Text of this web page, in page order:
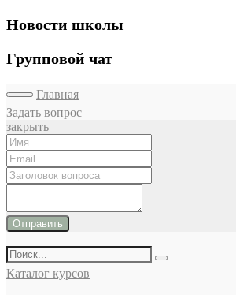
Новости школы
Групповой чат
Главная
Задать вопрос
закрыть
Отправить
Каталог курсов